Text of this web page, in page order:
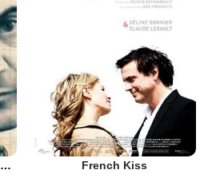
Papa à la chasse aux Lagopedes French Kiss